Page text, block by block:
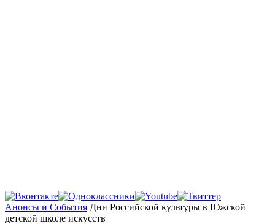
Главная
Анонсы и События Дни Российской культуры в Южской
детской школе искусств